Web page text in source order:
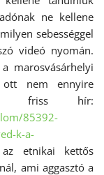
ne kellene
sebességgel
videó nyomán.
marosvásárhelyi
ott nem ennyire
a friss hír:
85392-
k-a-
etnikai kettős
ami aggasztó a